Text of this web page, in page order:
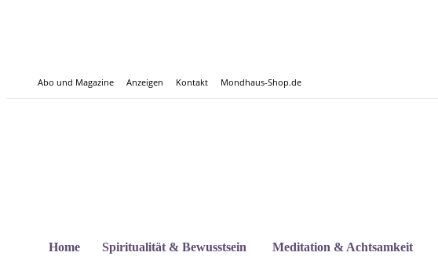
Abo und Magazine Anzeigen Kontakt Mondhaus-Shop.de
Home Spiritualität & Bewusstsein Meditation & Achtsamkeit